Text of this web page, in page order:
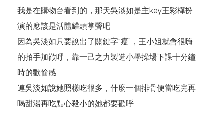
我是在購物台看到的，那天吳淡如是主key王彩樺扮
演的應該是活體罐頭掌聲吧
因為吳淡如只要說出了關鍵字“瘦”，王小姐就會很嗨
的拍手加歡呼，靠一己之力製造小學操場下課十分鐘
時的歡愉感
連吳淡如說她照樣吃很多，什麼一個排骨便當吃完再
喝甜湯再吃點心殺小的她都要歡呼